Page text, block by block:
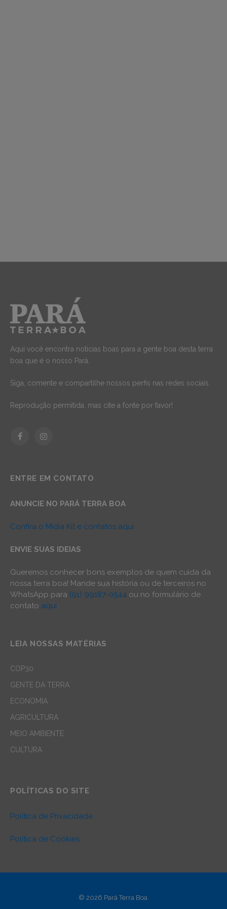
Aqui você encontra notícias boas para a gente boa desta terra
boa que é o nosso Pará.
Siga, comente e compartilhe nossos perfis nas redes sociais.
Reprodução permitida, mas cite a fonte por favor!
FacebookInstagram
ENTRE EM CONTATO
ANUNCIE NO PARÁ TERRA BOA
Confira o Mídia Kit e contatos aqui
ENVIE SUAS IDEIAS
Queremos conhecer bons exemplos de quem cuida da
nossa terra boa! Mande sua história ou de terceiros no
WhatsApp para (91) 99187-0544 ou no formulário de
contato aqui.
LEIA NOSSAS MATÉRIAS
COP30
GENTE DA TERRA
ECONOMIA
AGRICULTURA
MEIO AMBIENTE
CULTURA
POLÍTICAS DO SITE
Política de Privacidade
Política de Cookies
© 2026 Pará Terra Boa.